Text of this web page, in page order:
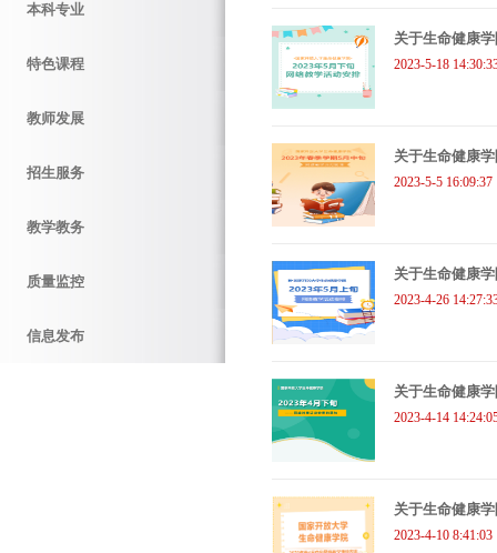
本科专业
特色课程
教师发展
招生服务
教学教务
质量监控
信息发布
关于生命健康
2023-5-18
关于生命健康
2023-5-5 16:09:37
关于生命健康
2023-4-26
关于生命健康
2023-4-14
关于生命健康
2023-4-10 8:41:03